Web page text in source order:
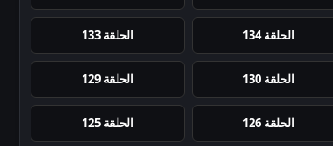
الحلقة 134 الحلقة 133
الحلقة 130 الحلقة 129
الحلقة 126 الحلقة 125